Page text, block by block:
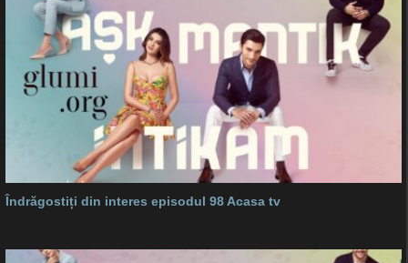
Îndrăgostiți din interes episodul 98 Acasa tv